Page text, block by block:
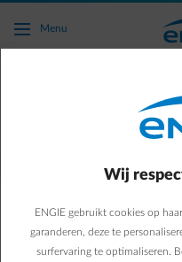
Ga naar de hoofdinhoud
Menu
Hoe lees ik mijn
Voor aardgas heb je een
Wij
ENGIE gebruikt cookies op
garanderen, deze te
surfervaring te optimaliseren.